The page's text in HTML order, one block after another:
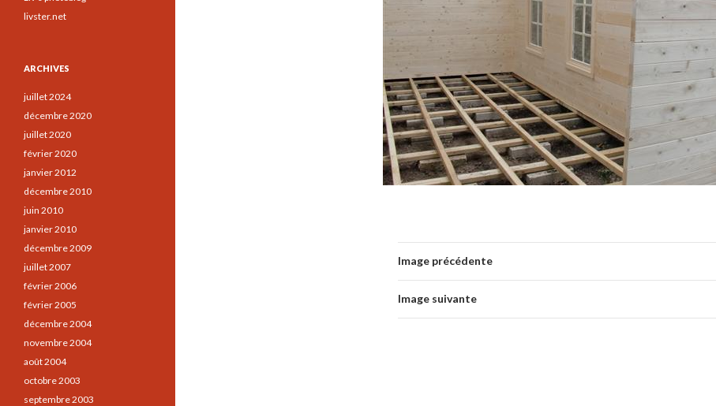
Image précédente
Image suivante
livster.net
ARCHIVES
juillet 2024
décembre 2020
juillet 2020
février 2020
janvier 2012
décembre 2010
juin 2010
janvier 2010
décembre 2009
juillet 2007
février 2006
février 2005
décembre 2004
novembre 2004
août 2004
octobre 2003
septembre 2003